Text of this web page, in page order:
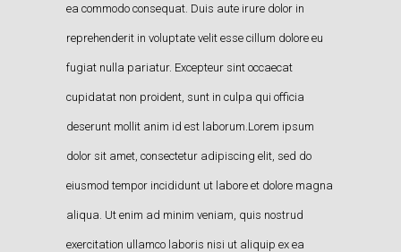
ea commodo consequat. Duis aute irure dolor in
reprehenderit in voluptate velit esse cillum dolore eu
fugiat nulla pariatur. Excepteur sint occaecat
cupidatat non proident, sunt in culpa qui officia
deserunt mollit anim id est laborum.Lorem ipsum
dolor sit amet, consectetur adipiscing elit, sed do
eiusmod tempor incididunt ut labore et dolore magna
aliqua. Ut enim ad minim veniam, quis nostrud
exercitation ullamco laboris nisi ut aliquip ex ea